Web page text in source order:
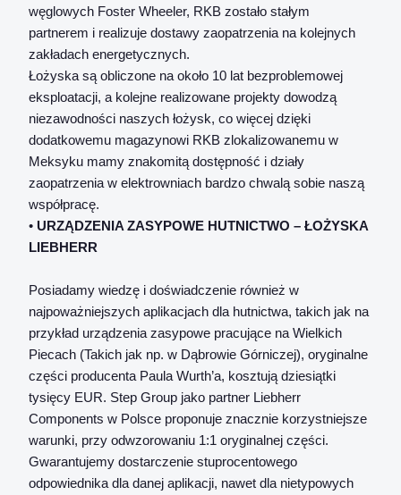
węglowych Foster Wheeler, RKB zostało stałym
partnerem i realizuje dostawy zaopatrzenia na kolejnych
zakładach energetycznych.
Łożyska są obliczone na około 10 lat bezproblemowej
eksploatacji, a kolejne realizowane projekty dowodzą
niezawodności naszych łożysk, co więcej dzięki
dodatkowemu magazynowi RKB zlokalizowanemu w
Meksyku mamy znakomitą dostępność i działy
zaopatrzenia w elektrowniach bardzo chwalą sobie naszą
współpracę.
• URZĄDZENIA ZASYPOWE HUTNICTWO – ŁOŻYSKA
LIEBHERR
Posiadamy wiedzę i doświadczenie również w
najpoważniejszych aplikacjach dla hutnictwa, takich jak na
przykład urządzenia zasypowe pracujące na Wielkich
Piecach (Takich jak np. w Dąbrowie Górniczej), oryginalne
części producenta Paula Wurth’a, kosztują dziesiątki
tysięcy EUR. Step Group jako partner Liebherr
Components w Polsce proponuje znacznie korzystniejsze
warunki, przy odwzorowaniu 1:1 oryginalnej części.
Gwarantujemy dostarczenie stuprocentowego
odpowiednika dla danej aplikacji, nawet dla nietypowych